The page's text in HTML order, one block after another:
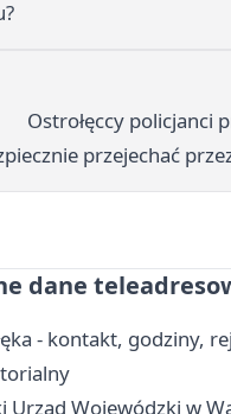
Ostrołęccy policjanci
przejechać
dane
- kontakt, godziny,
Urząd Wojewódzki w